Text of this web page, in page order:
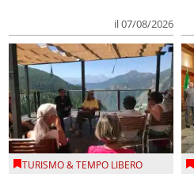
il 07/08/2026
TURISMO & TEMPO LIBERO